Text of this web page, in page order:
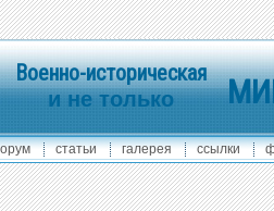
Военно-историческая
и не только
статьи галерея ссылки